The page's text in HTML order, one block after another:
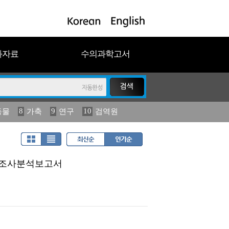
자료 수의과학고서
물 8 가축 9 연구 10 검역원
보 18 농림수산 19 2023
사분석보고서